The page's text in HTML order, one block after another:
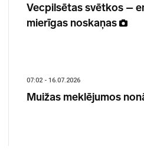
Vecpilsētas svētkos –
mierīgas noskaņas
07:02 - 16.07.2026
Muižas meklējumos